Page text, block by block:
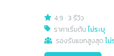
4.9 · 3 รีวิว
ราคาเริ่มต้นไม่ระบุ
รองรับแขกสูงสุดไม่